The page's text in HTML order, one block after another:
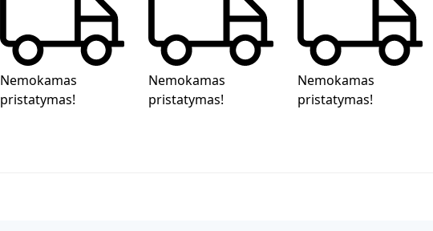
Nemokamas
pristatymas!
Nemokamas
pristatymas!
Nemokamas
pristatymas!